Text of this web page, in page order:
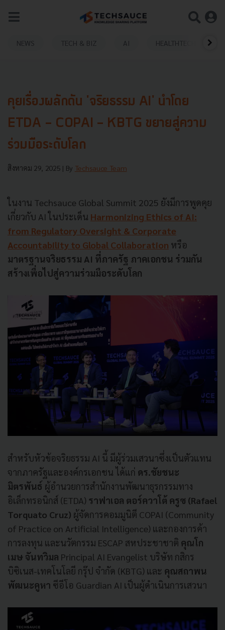
NEWS TECH & BIZ AI HEALTHTECH
คุยเรื่องผลักดัน 'จริยธรรม AI' นำโดย
ETDA - COPAI - KBTG ขยายสู่ความ
ร่วมมือระดับโลก
สิงหาคม 29, 2025 | By Techsauce Team
ในงาน Techsauce Global Summit 2025 ยังมีการพูดคุย
เกี่ยวกับ AI ในประเด็น Harmonizing Ethics of AI:
from Regulatory Oversight & Corporate
Accountability to Global Collaboration หรือ
มาตรฐานจริยธรรม AI ที่ภาครัฐ ภาคเอกชน ร่วมกัน
สร้างเพื่อไปสู่ความร่วมมือระดับโลก
สำหรับหัวข้อจริยธรรม AI นี้ มีผู้ร่วมเสวนาซึ่งเป็นตัวแทน
จากภาครัฐและองค์กรเอกชน ได้แก่ ดร.ชัยชนะ
มิตรพันธ์ ผู้อำนวยการสำนักงานพัฒนาธุรกรรมทาง
อิเล็กทรอนิกส์ (ETDA) ราฟาเอล ตอร์ควาโต้ ครูซ (Rafael
Torquato Cruz) ผู้จัดการคอมมูนิตี COPAI (Community
of Practice on Artificial Intelligence) และกองการค้า
การลงทุน และนวัตกรรม ESCAP สหประชาชาติ คุณโก
เมษ จันทวิมล Principal AI Evangelist บริษัท กสิกร
บิซิเนส-เทคโนโลยี กรุ๊ป จำกัด (KBTG) และ คุณสถาพน
พัฒนะคูหา ซีอีโอ Guardian AI เป็นผู้ดำเนินการเสวนา